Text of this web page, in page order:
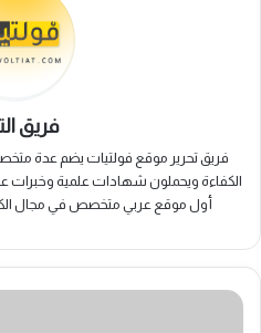
فريق
فريق تحرير موقع فولتيات يضم عدة
الكفاءة ويحملون شهادات علمية وخبرات
أول موقع عربي متخصص في مجال
معايير